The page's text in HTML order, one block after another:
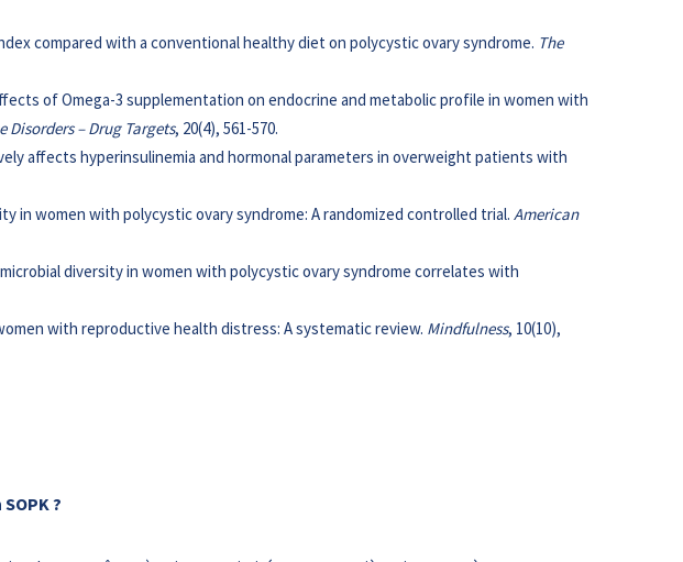
compared with a conventional healthy diet on polycystic ovary syndrome. The
of Omega-3 supplementation on endocrine and metabolic profile in women with
– Drug Targets, 20(4), 561-570.
affects hyperinsulinemia and hormonal parameters in overweight patients with
in women with polycystic ovary syndrome: A randomized controlled trial.American
microbial diversity in women with polycystic ovary syndrome correlates with
with reproductive health distress: A systematic review. Mindfulness, 10(10),
?